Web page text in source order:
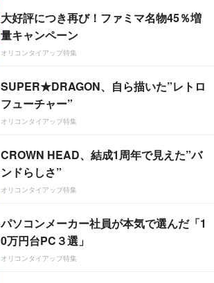
大好評につき再び！ファミマ名物45％増
量キャンペーン
オリコンタイアップ特集
SUPER★DRAGON、自ら描いた”レトロ
フューチャー”
オリコンタイアップ特集
CROWN HEAD、結成1周年で見えた”バ
ンドらしさ”
オリコンタイアップ特集
パソコンメーカー社員が本気で選んだ「1
0万円台PC３選」
オリコンタイアップ特集